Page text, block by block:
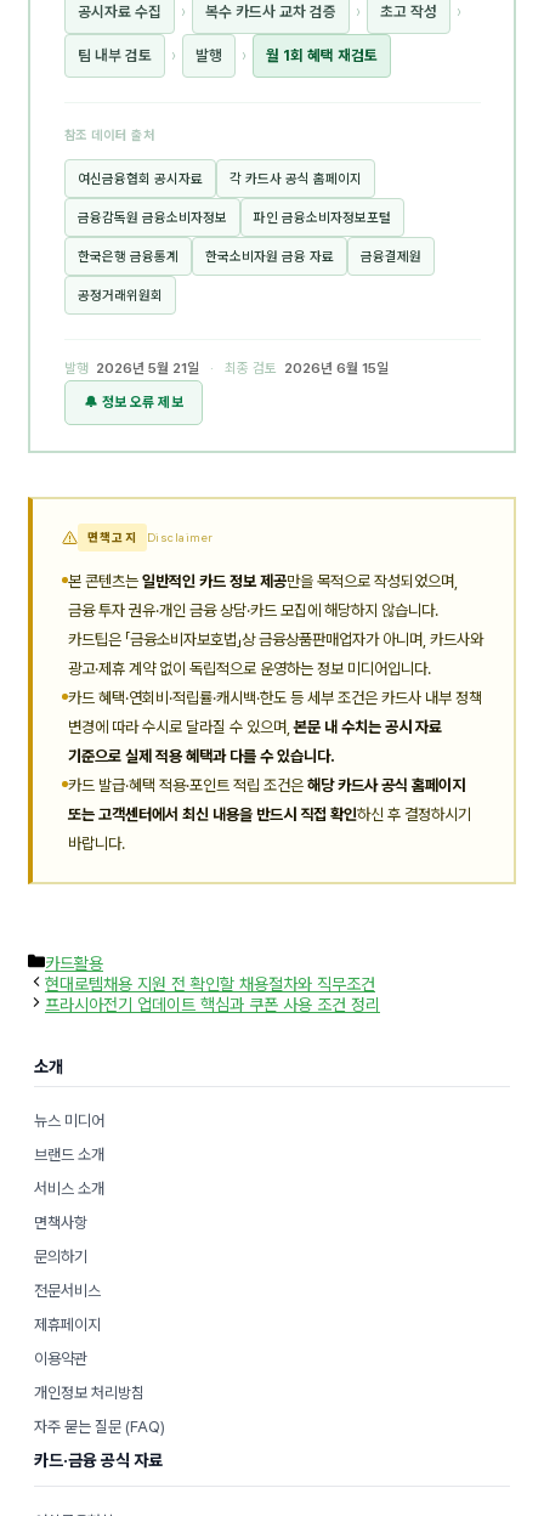
공시자료 수집 › 복수 카드사 교차 검증 › 초고 작성 ›
팀 내부 검토 › 발행 › 월 1회 혜택 재검토
참조 데이터 출처
여신금융협회 공시자료 각 카드사 공식 홈페이지
금융감독원 금융소비자정보 파인 금융소비자정보포털
한국은행 금융통계 한국소비자원 금융 자료 금융결제원
공정거래위원회
발행 2026년 5월 21일 · 최종 검토
2026년 6월 15일
🔔 정보 오류 제보
면책고지 Disclaimer
본 콘텐츠는 일반적인 카드 정보 제공만을 목적으로 작성되었으며,
금융 투자 권유·개인 금융 상담·카드 모집에 해당하지 않습니다.
카드팁은 「금융소비자보호법」상 금융상품판매업자가 아니며, 카드사와
광고·제휴 계약 없이 독립적으로 운영하는 정보 미디어입니다.
카드 혜택·연회비·적립률·캐시백·한도 등 세부 조건은 카드사 내부 정책
변경에 따라 수시로 달라질 수 있으며,본문 내 수치는 공시 자료
기준으로 실제 적용 혜택과 다를 수 있습니다.
카드 발급·혜택 적용·포인트 적립 조건은 해당 카드사 공식 홈페이지
또는 고객센터에서 최신 내용을 반드시 직접 확인하신 후 결정하시기
바랍니다.
카
테
고
리
카드활용
현대로템채용 지원 전 확인할 채용절차와 직무조건
프라시아전기 업데이트 핵심과 쿠폰 사용 조건 정리
소개
뉴스 미디어
브랜드 소개
서비스 소개
면책사항
문의하기
전문서비스
제휴페이지
이용약관
개인정보 처리방침
자주 묻는 질문 (FAQ)
카드·금융 공식 자료